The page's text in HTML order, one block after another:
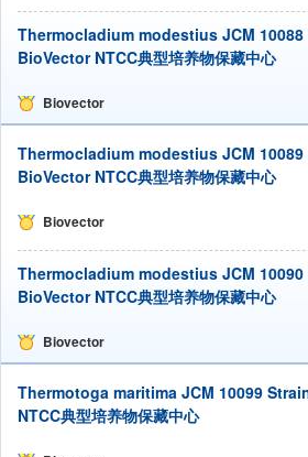
Thermocladium modestius JCM 10088
BioVector NTCC典型培养物保藏中心
Biovector
Thermocladium modestius JCM 10089
BioVector NTCC典型培养物保藏中心
Biovector
Thermocladium modestius JCM 10090
BioVector NTCC典型培养物保藏中心
Biovector
Thermotoga maritima JCM 10099
NTCC典型培养物保藏中心